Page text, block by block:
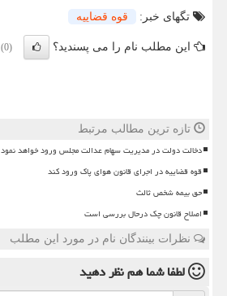
تگهای خبر:
قوه قضاییه
این مطلب نام را می پسندید؟ (0)
تازه ترین مطالب مرتبط
دخالت دولت در مدیریت سهام عدالت مجلس ورود خواهد نمود
قوه قضاییه در اجرای قانون هوای پاک ورود کند
حق بیمه شخص ثالث
اصلاح قانون چک درحال بررسی است
نظرات بینندگان نام در مورد این مطلب
لطفا شما همنظر دهید